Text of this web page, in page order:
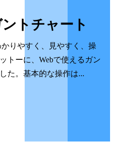
トチャート
りやすく、見やすく、操
トーに、Webで使えるガン
た。基本的な操作は...